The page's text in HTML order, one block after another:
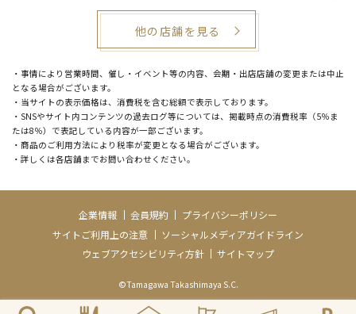
他の店舗を見る
・事情により営業時間、催し・イベント等の内容、会期・出店店舗の変更または中止
となる場合がございます。
・当サイトの表示価格は、消費税を含む総額で表示しております。
・SNSやサイト内コンテンツの過去ログ等については、掲載時点の消費税率（5％ま
たは8％）で表記している内容が一部ございます。
・商品のご利用方法により税率が変更となる場合がございます。
・詳しくは各店舗までお問い合わせください。
企業情報 会員規約
プライバシーポリシー
サイトご利用上の注意
ソーシャルメディアガイドライン
ウェブアクセシビリティ方針
サイトマップ
©Tamagawa Takashimaya S.C.